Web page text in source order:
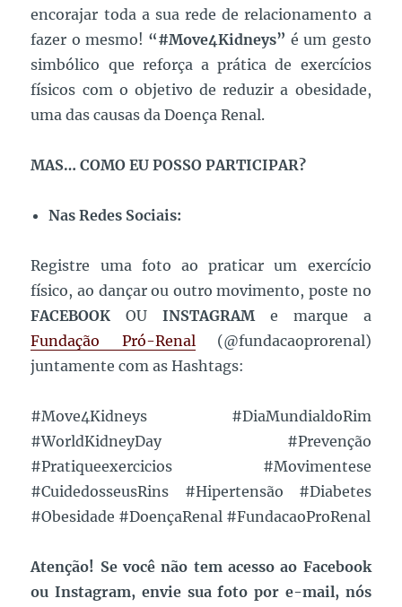
encorajar toda a sua rede de relacionamento a
fazer o mesmo! “#Move4Kidneys” é um gesto
simbólico que reforça a prática de exercícios
físicos com o objetivo de reduzir a obesidade,
uma das causas da Doença Renal.
MAS… COMO EU POSSO PARTICIPAR?
Nas Redes Sociais:
Registre uma foto ao praticar um exercício
físico, ao dançar ou outro movimento, poste no
FACEBOOK OU INSTAGRAMe marque a
Fundação Pró-Renal(@fundacaoprorenal)
juntamente com as Hashtags:
#Move4Kidneys #DiaMundialdoRim
#WorldKidneyDay #Prevenção
#Pratiqueexercicios #Movimentese
#CuidedosseusRins #Hipertensão #Diabetes
#Obesidade #DoençaRenal #FundacaoProRenal
Atenção! Se você não tem acesso ao Facebook
ou Instagram, envie sua foto por e-mail, nós